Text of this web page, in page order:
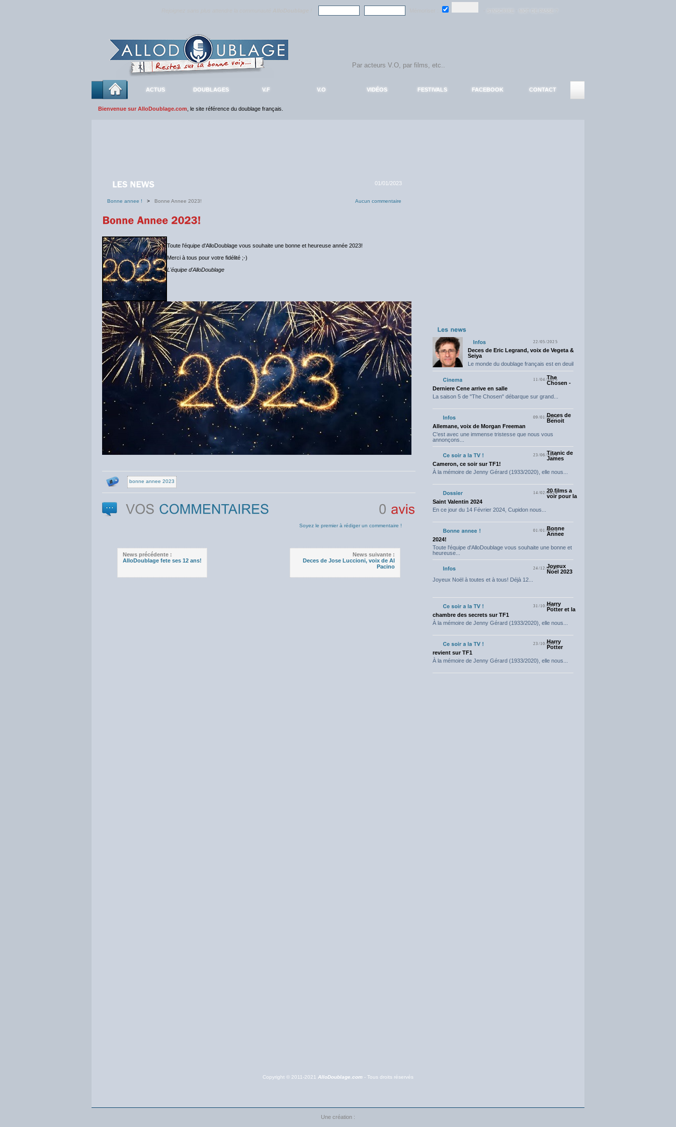
ACTUS DOUBLAGES V.F V.O VIDÉOS FESTIVALS FACEBOOK CONTACT
Bienvenue sur AlloDoublage.com , le site référence du doublage français.
01/01/2023
Bonne annee ! > Bonne Annee 2023! Aucun commentaire
Toute l'équipe d'AlloDoublage vous souhaite une bonne et heureuse année 2023!
Merci à tous pour votre fidélité ;-)
L'équipe d'AlloDoublage
bonne annee 2023
Soyez le premier à rédiger un commentaire !
News précédente :
AlloDoublage fete ses 12 ans!
News suivante :
Deces de Jose Luccioni, voix de Al
Pacino
22/05/2025
Deces de Eric Legrand, voix de Vegeta &
Seiya
Le monde du doublage français est en deuil
11/04/2025
The
Chosen -
Derniere Cene arrive en salle
La saison 5 de "The Chosen" débarque sur grand...
09/01/2025Deces de
Benoit
Allemane, voix de Morgan Freeman
C'est avec une immense tristesse que nous vous
annonçons...
23/06/2024Titanic de
James
Cameron, ce soir sur TF1!
À la mémoire de Jenny Gérard (1933/2020), elle nous...
14/02/202420 films a
voir pour la
Saint Valentin 2024
En ce jour du 14 Février 2024, Cupidon nous...
01/01/2024
Bonne
Annee
2024!
Toute l'équipe d'AlloDoublage vous souhaite une bonne et
heureuse...
24/12/2023
Joyeux
Noel 2023
Joyeux Noël à toutes et à tous! Déjà 12...
31/10/2023
Harry
Potter et la
chambre des secrets sur TF1
À la mémoire de Jenny Gérard (1933/2020), elle nous...
23/10/2023
Harry
Potter
revient sur TF1
À la mémoire de Jenny Gérard (1933/2020), elle nous...
Copyright © 2011-2021 AlloDoublage.com - Tous droits réservés
Une création :